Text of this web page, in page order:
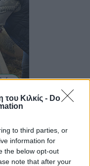
Κιλκίς - Do
to third parties, or
information for
the below opt-out
note that after your